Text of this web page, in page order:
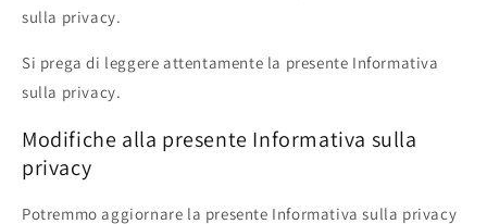
sulla privacy.
Si prega di leggere attentamente la presente Informativa
sulla privacy.
Modifiche alla presente Informativa sulla
privacy
Potremmo aggiornare la presente Informativa sulla privacy